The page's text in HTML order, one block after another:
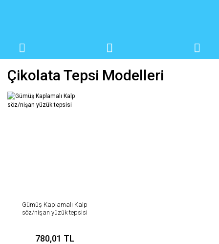
Çikolata Tepsi Modelleri
Gümüş Kaplamalı Kalp
söz/nişan yüzük tepsisi
780,01 TL